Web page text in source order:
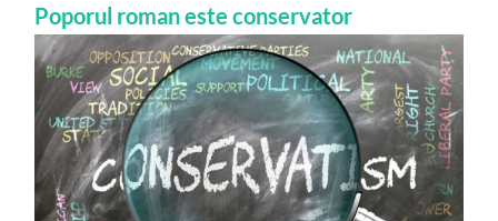
Poporul roman este conservator